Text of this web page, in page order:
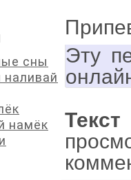
Эту
сны
намёк